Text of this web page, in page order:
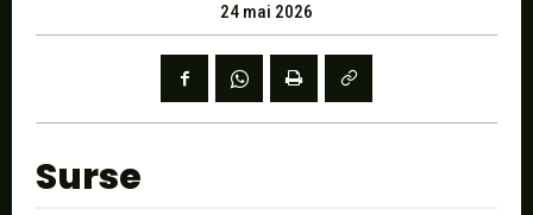
24 mai 2026
Surse